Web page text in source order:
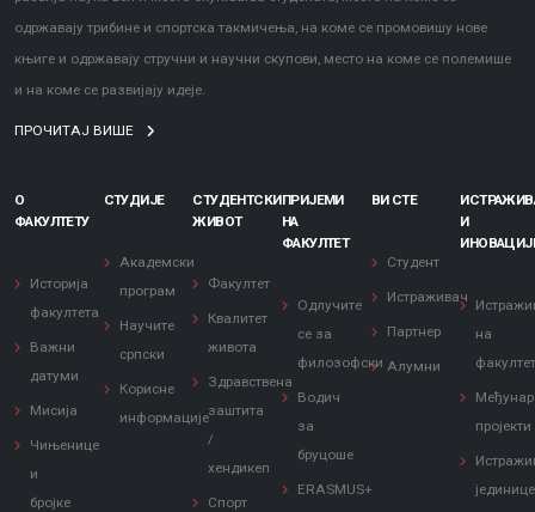
одржавају трибине и спортска такмичења, на коме се промовишу нове
књиге и одржавају стручни и научни скупови, место на коме се полемише
и на коме се развијају идеје.
ПРОЧИТАЈ ВИШЕ
О
ФАКУЛТЕТУ
Историја
факултета
Важни
датуми
Мисија
Чињенице
и
бројке
СТУДИЈЕ
Академски
програм
Научите
српски
Корисне
информације
СТУДЕНТСКИ
ЖИВОТ
Факултет
Квалитет
живота
Здравствена
заштита
/
хендикеп
Спорт
ПРИЈЕМИ
НА
ФАКУЛТЕТ
Одлучите
се за
филозофски
Водич
за
бруцоше
ERASMUS+
ВИ СТЕ
Студент
Истраживач
Партнер
Алумни
И
на
пројекти
јединице